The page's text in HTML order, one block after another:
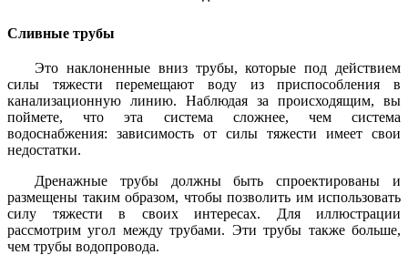
Сливные трубы
Это наклоненные вниз трубы, которые под действием
силы тяжести перемещают воду из приспособления в
канализационную линию. Наблюдая за происходящим, вы
поймете, что эта система сложнее, чем система
водоснабжения: зависимость от силы тяжести имеет свои
недостатки.
Дренажные трубы должны быть спроектированы и
размещены таким образом, чтобы позволить им использовать
силу тяжести в своих интересах. Для иллюстрации
рассмотрим угол между трубами. Эти трубы также больше,
чем трубы водопровода.